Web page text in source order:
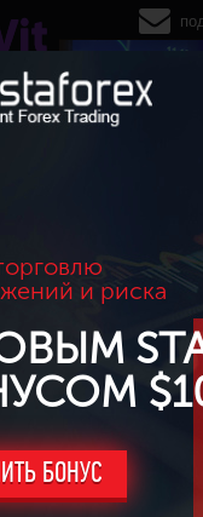
и риска
БОНУС